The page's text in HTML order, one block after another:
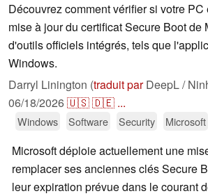
Découvrez comment vérifier si votre PC
mise à jour du certificat Secure Boot de
d'outils officiels intégrés, tels que
Windows.
Darryl Linington (traduit parDeepL /
06/18/2026🇺🇸🇩🇪 ...
Windows Software Security Microsoft
Microsoft déploie actuellement une
remplacer ses anciennes clés Secure
leur expiration prévue dans le courant